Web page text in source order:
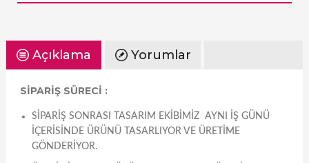
Açıklama Yorumlar
SİPARİŞ SÜRECİ :
SIPARIŞ SONRASI TASARIM EKIBIMIZ AYNI IŞ GÜNÜ
IÇERISINDE ÜRÜNÜ TASARLIYOR VE ÜRETIME
GÖNDERIYOR.